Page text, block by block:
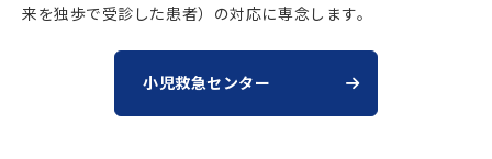
来を独歩で受診した患者）の対応に専念します。
小児救急センター